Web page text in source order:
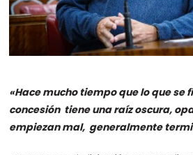
«Hace mucho tiempo que lo que se
concesión tiene una raíz oscura,
empiezan mal, generalmente